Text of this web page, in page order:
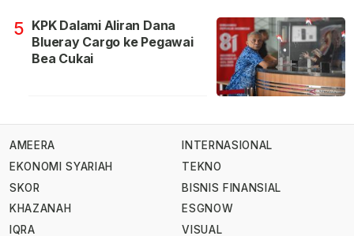
5 KPK Dalami Aliran Dana
Blueray Cargo ke Pegawai
Bea Cukai
AMEERA
EKONOMI SYARIAH
SKOR
KHAZANAH
IQRA
INTERNASIONAL
TEKNO
BISNIS FINANSIAL
ESGNOW
VISUAL